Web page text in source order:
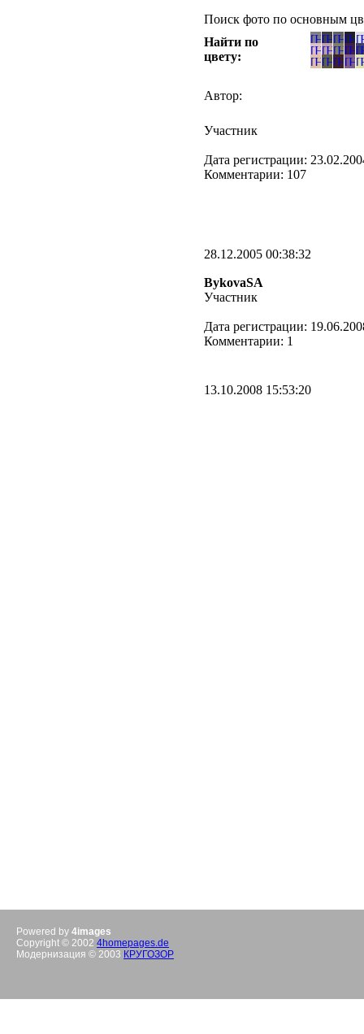
Поиск фото по основным
Найти по
цвету:
Автор:
Участник
Дата регистрации:
Комментарии: 107
28.12.2005 00:38:32
BykovaSA
Участник
Дата регистрации:
Комментарии: 1
13.10.2008 15:53:20
Powered by 4images
Copyright © 2002 4homepages.de
Модернизация © 2003 КРУГОЗОР